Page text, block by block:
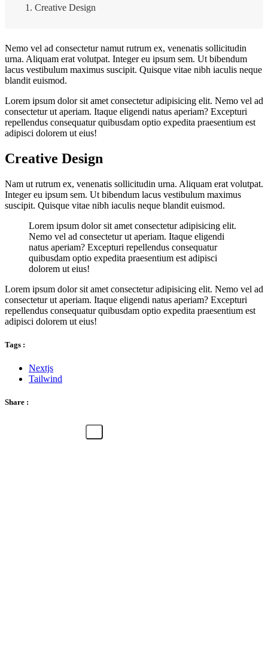
Creative Design
Nemo vel ad consectetur namut rutrum ex, venenatis sollicitudin
urna. Aliquam erat volutpat. Integer eu ipsum sem. Ut bibendum
lacus vestibulum maximus suscipit. Quisque vitae nibh iaculis neque
blandit euismod.
Lorem ipsum dolor sit amet consectetur adipisicing elit. Nemo vel ad
consectetur ut aperiam. Itaque eligendi natus aperiam? Excepturi
repellendus consequatur quibusdam optio expedita praesentium est
adipisci dolorem ut eius!
Creative Design
Nam ut rutrum ex, venenatis sollicitudin urna. Aliquam erat volutpat.
Integer eu ipsum sem. Ut bibendum lacus vestibulum maximus
suscipit. Quisque vitae nibh iaculis neque blandit euismod.
Lorem ipsum dolor sit amet consectetur adipisicing elit.
Nemo vel ad consectetur ut aperiam. Itaque eligendi
natus aperiam? Excepturi repellendus consequatur
quibusdam optio expedita praesentium est adipisci
dolorem ut eius!
Lorem ipsum dolor sit amet consectetur adipisicing elit. Nemo vel ad
consectetur ut aperiam. Itaque eligendi natus aperiam? Excepturi
repellendus consequatur quibusdam optio expedita praesentium est
adipisci dolorem ut eius!
Tags :
Nextjs
Tailwind
Share :